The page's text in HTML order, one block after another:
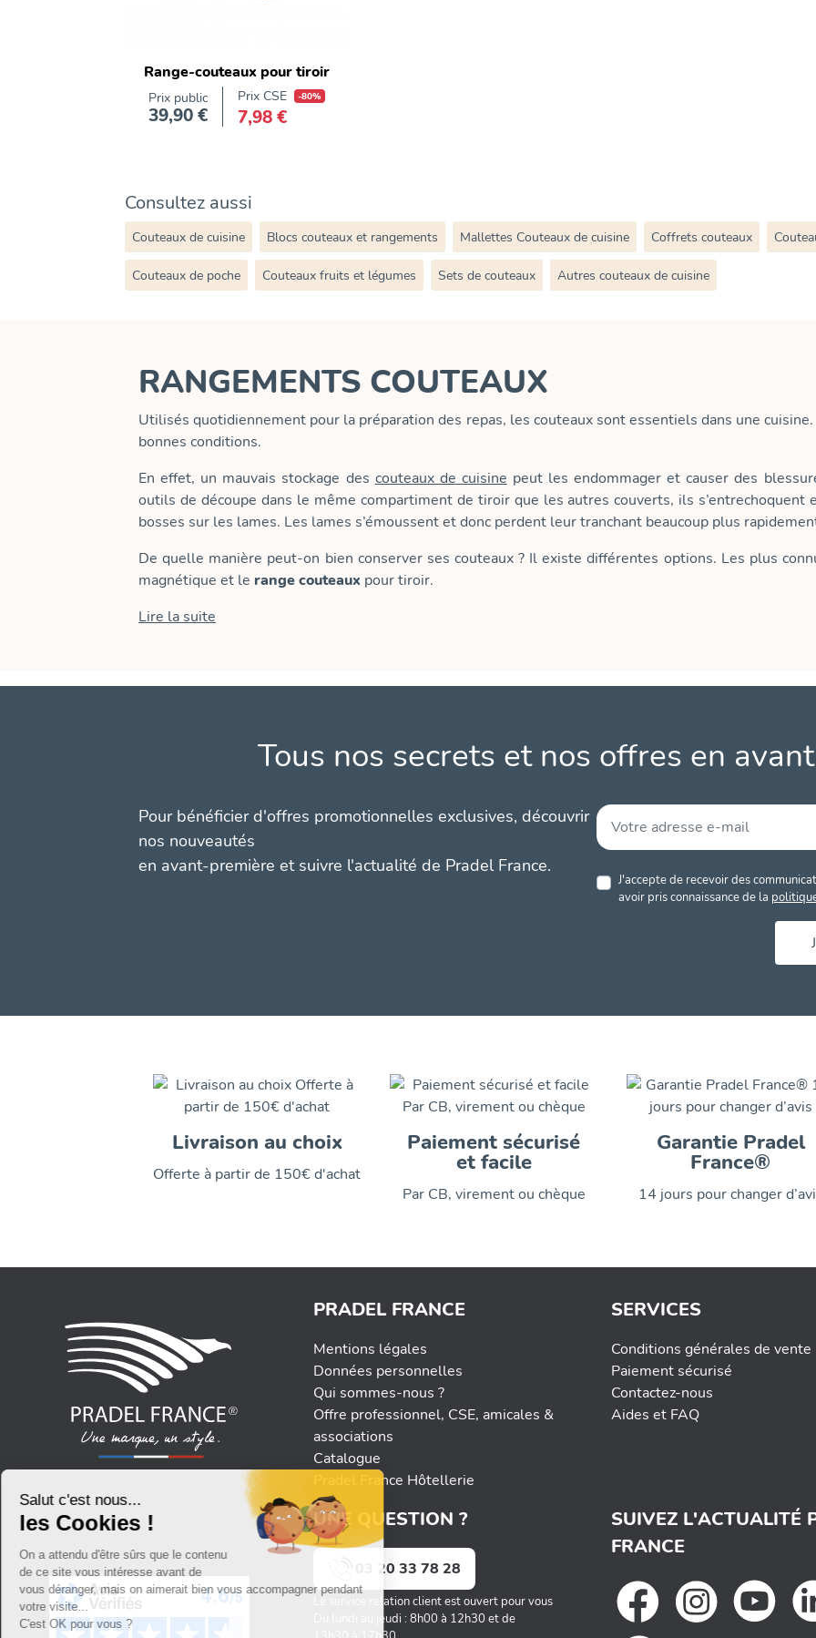
Range-couteaux pour tiroir
Prix public
Prix
39,90 €
Prix CSE -80%
7,98 €
Consultez aussi
Couteaux de cuisine Blocs couteaux et rangements Mallettes Couteaux de cuisine Coffrets couteaux
Couteaux de poche Couteaux fruits et légumes Sets de couteaux Autres couteaux de cuisine
RANGEMENTS COUTEAUX
Utilisés quotidiennement pour la préparation des repas, les couteaux sont essentiels dans une
bonnes conditions.
En effet, un mauvais stockage des couteaux de cuisine peut les endommager et causer des
outils de découpe dans le même compartiment de tiroir que les autres couverts, ils s’entrechoquent
bosses sur les lames. Les lames s’émoussent et donc perdent leur tranchant beaucoup plus
De quelle manière peut-on bien conserver ses couteaux ? Il existe différentes options. Les plus
magnétique et le range couteaux pour tiroir.
Lire la suite
Tous nos secrets et nos offres en
Pour bénéficier d'offres promotionnelles exclusives, découvrir
nos nouveautés
en avant-première et suivre l'actualité de Pradel France.
J'accepte de recevoir des
avoir pris connaissance de la
Livraison au choix
Offerte à partir de 150€ d'achat
Paiement sécurisé
et facile
Par CB, virement ou chèque
Garantie Pradel
France®
14 jours pour changer
UNE QUESTION ?
03 20 33 78 28
Le service relation client est ouvert pour vous
Du lundi au jeudi : 8h00 à 12h30 et de
PRADEL FRANCE
Mentions légales
Données personnelles
Qui sommes-nous ?
Offre professionnel, CSE, amicales &
associations
Catalogue
Pradel France Hôtellerie
SERVICES
Conditions générales de vente
Paiement sécurisé
Contactez-nous
Aides et FAQ
SUIVEZ L'ACTUALITÉ
FRANCE